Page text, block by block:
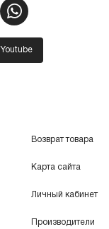
Youtube
Возврат товара
Карта сайта
Личный кабинет
Производители